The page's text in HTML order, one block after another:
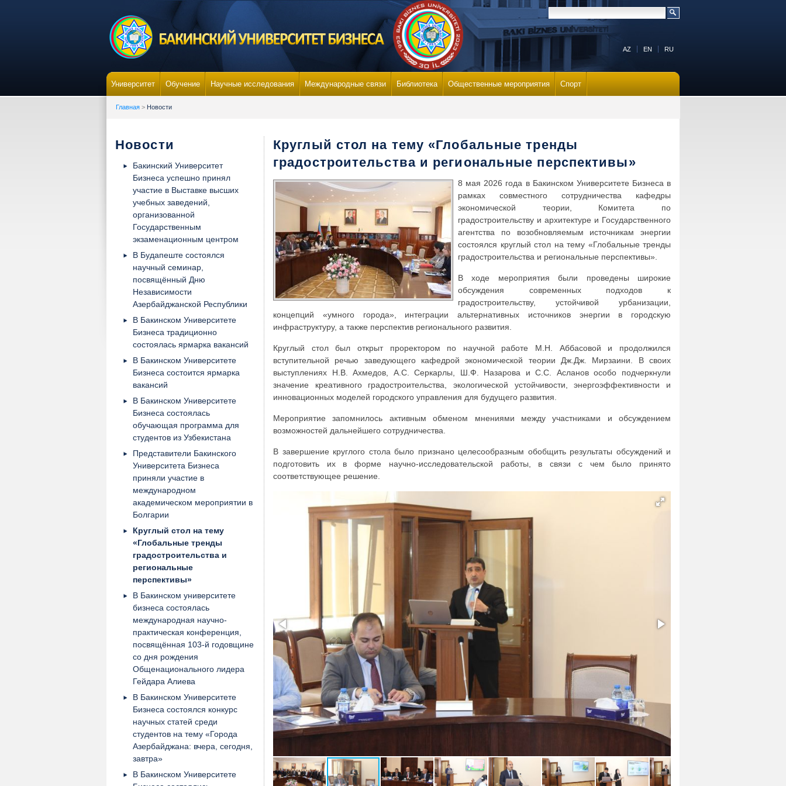
Университет Обучение Научные исследования Международные связи Библиотека Общественные мероприятия Спорт
Главная > Новости
Новости
Бакинский Университет
Бизнеса успешно принял
участие в Выставке высших
учебных заведений,
организованной
Государственным
экзаменационным центром
В Будапеште состоялся
научный семинар,
посвящённый Дню
Независимости
Азербайджанской Республики
В Бакинском Университете
Бизнеса традиционно
состоялась ярмарка вакансий
В Бакинском Университете
Бизнеса состоится ярмарка
вакансий
В Бакинском Университете
Бизнеса состоялась
обучающая программа для
студентов из Узбекистана
Представители Бакинского
Университета Бизнеса
приняли участие в
международном
академическом мероприятии в
Болгарии
Круглый стол на тему
«Глобальные тренды
градостроительства и
региональные
перспективы»
В Бакинском университете
бизнеса состоялась
международная научно-
практическая конференция,
посвящённая 103-й годовщине
со дня рождения
Общенационального лидера
Гейдара Алиева
В Бакинском Университете
Бизнеса состоялся конкурс
научных статей среди
студентов на тему «Города
Азербайджана: вчера, сегодня,
завтра»
В Бакинском Университете
Круглый стол на тему «Глобальные тренды
градостроительства и региональные перспективы»
8 мая 2026 года в Бакинском Университете Бизнеса в
рамках совместного сотрудничества кафедры
экономической теории, Комитета по
градостроительству и архитектуре и Государственного
агентства по возобновляемым источникам энергии
состоялся круглый стол на тему «Глобальные тренды
градостроительства и региональные перспективы».
В ходе мероприятия были проведены широкие
обсуждения современных подходов к
градостроительству, устойчивой урбанизации,
концепций «умного города», интеграции альтернативных источников энергии в городскую
инфраструктуру, а также перспектив регионального развития.
Круглый стол был открыт проректором по научной работе М.Н. Аббасовой и продолжился
вступительной речью заведующего кафедрой экономической теории Дж.Дж. Мирзаини. В своих
выступлениях Н.В. Ахмедов, А.С. Серкарлы, Ш.Ф. Назарова и С.С. Асланов особо подчеркнули
значение креативного градостроительства, экологической устойчивости, энергоэффективности и
инновационных моделей городского управления для будущего развития.
Мероприятие запомнилось активным обменом мнениями между участниками и обсуждением
возможностей дальнейшего сотрудничества.
В завершение круглого стола было признано целесообразным обобщить результаты обсуждений и
подготовить их в форме научно-исследовательской работы, в связи с чем было принято
соответствующее решение.
AZ EN RU